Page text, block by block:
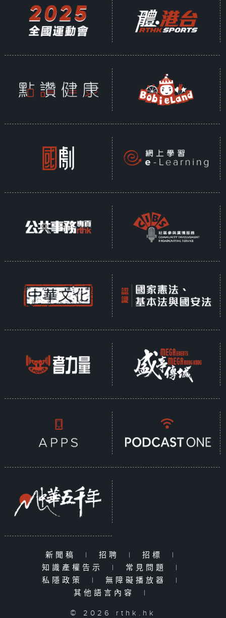
新聞稿 | 招聘 | 招標
|
知識產權告示
| 常見問題
|
私隱政策
| 無障礙播放器
|
其他語言內容
|
© 2026 rthk.hk